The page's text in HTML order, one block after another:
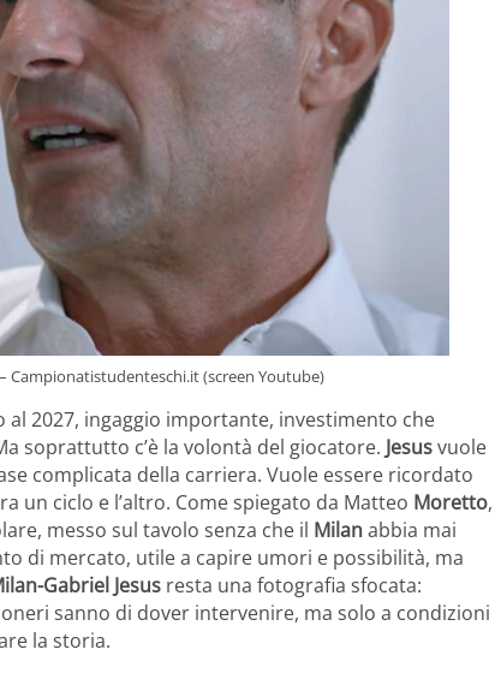
Campionatistudenteschi.it (screen Youtube)
2027, ingaggio importante, investimento che
soprattutto c’è la volontà del giocatore. Jesusvuole
complicata della carriera. Vuole essere ricordato
un ciclo e l’altro. Come spiegato da Matteo Moretto,
messo sul tavolo senza che il Milanabbia mai
di mercato, utile a capire umori e possibilità, ma
Gabriel Jesus resta una fotografia sfocata:
sanno di dover intervenire, ma solo a condizioni
la storia.